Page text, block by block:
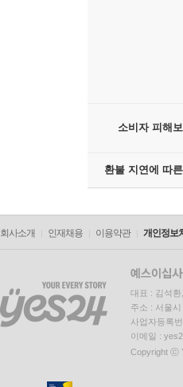
소비자 피해
환불 지연에 따
회사소개 인재채용 이용약관 개인정보
대표 : 김석
주소 : 서울
사업자등록
이메일 :
Copyright ⓒ